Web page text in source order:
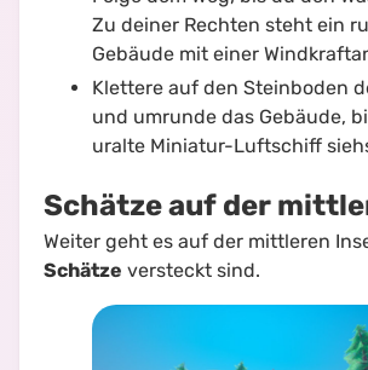
Zu deiner Rechten steht ein
Gebäude mit einer
Klettere auf den Steinboden
und umrunde das Gebäude,
uralte Miniatur-Luftschiff
Schätze auf der
Weiter geht es auf der mittleren
Schätze versteckt sind.